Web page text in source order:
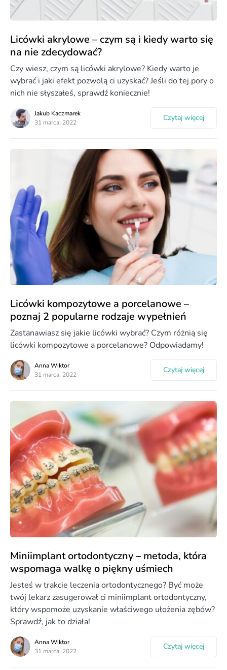
Licówki akrylowe – czym są i kiedy warto się
na nie zdecydować?
Czy wiesz, czym są licówki akrylowe? Kiedy warto je
wybrać i jaki efekt pozwolą ci uzyskać? Jeśli do tej pory o
nich nie słyszałeś, sprawdź koniecznie!
Jakub Kaczmarek
31 marca, 2022
Czytaj więcej
Licówki kompozytowe a porcelanowe –
poznaj 2 popularne rodzaje wypełnień
Zastanawiasz się jakie licówki wybrać? Czym różnią się
licówki kompozytowe a porcelanowe? Odpowiadamy!
Anna Wiktor
31 marca, 2022
Czytaj więcej
Miniimplant ortodontyczny – metoda, która
wspomaga walkę o piękny uśmiech
Jesteś w trakcie leczenia ortodontycznego? Być może
twój lekarz zasugerował ci miniimplant ortodontyczny,
który wspomoże uzyskanie właściwego ułożenia zębów?
Sprawdź, jak to działa!
Anna Wiktor
31 marca, 2022
Czytaj więcej